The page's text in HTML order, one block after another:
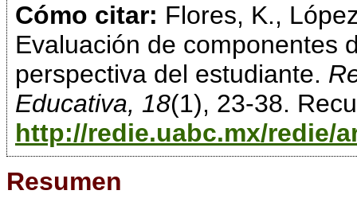
Cómo citar: Flores, K.,
Evaluación de componentes
perspectiva del estudiante.
Educativa, 18(1), 23-38.
http://redie.uabc.mx/redie/
Resumen